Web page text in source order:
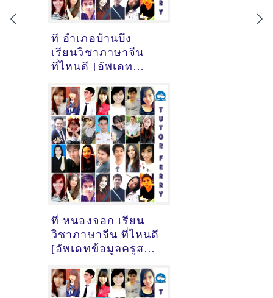
ที่ อำเภอบ้านบึง
เรียนวิชาภาษาจีน
ที่ไหนดี [อัพเดท
จีนเมื่อ29/10/2024,
6:28:37]
ที่ หนองจอก เรียน
วิชาภาษาจีน ที่ไหนดี
[อัพเดทข้อมูลครูสอน
เมื่อ18/10/2024,
9:15:49]